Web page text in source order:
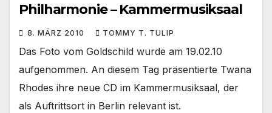
Philharmonie – Kammermusiksaal
8. MÄRZ 2010 TOMMY T. TULIP
Das Foto vom Goldschild wurde am 19.02.10
aufgenommen. An diesem Tag präsentierte Twana
Rhodes ihre neue CD im Kammermusiksaal, der
als Auftrittsort in Berlin relevant ist.